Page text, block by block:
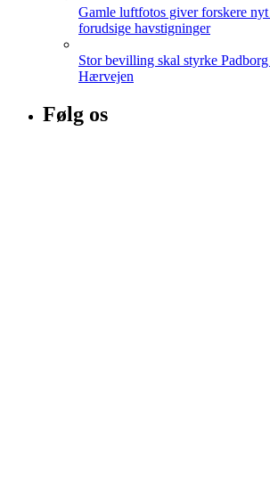
Gamle luftfotos giver forskere
forudsige havstigninger
Stor bevilling skal styrke
Hærvejen
Følg os